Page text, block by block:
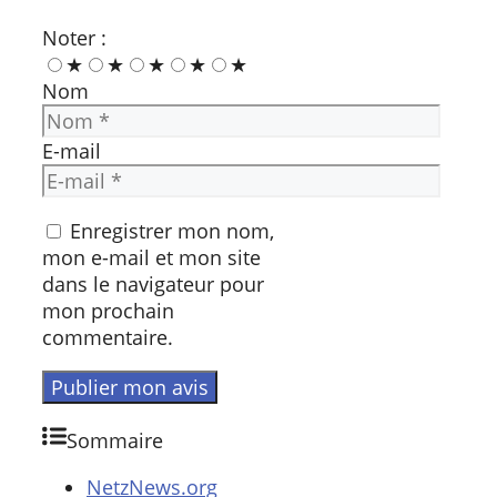
Noter :
★
★ ★ ★
★
Nom
E-mail
Enregistrer mon nom,
mon e-mail et mon site
dans le navigateur pour
mon prochain
commentaire.
Sommaire
NetzNews.org